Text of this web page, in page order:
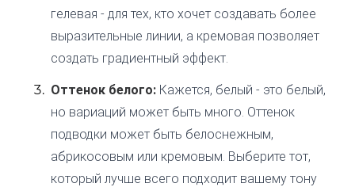
гелевая - для тех, кто хочет создавать более
выразительные линии, а кремовая позволяет
создать градиентный эффект.
Оттенок белого: Кажется, белый - это белый,
но вариаций может быть много. Оттенок
подводки может быть белоснежным,
абрикосовым или кремовым. Выберите тот,
который лучше всего подходит вашему тону